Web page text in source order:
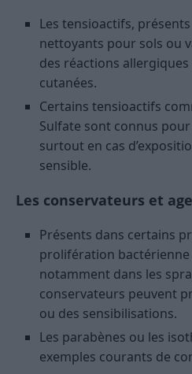
Les tensioactifs,
nettoyants pour sols ou
des réactions
cutanées.
Certains tensioactifs
Sulfate sont connus
surtout en cas
sensible.
Les conservateurs et
Présents dans certains
prolifération
notamment dans les
conservateurs peuvent
ou des sensibilisations.
Les parabènes ou les
exemples courants de